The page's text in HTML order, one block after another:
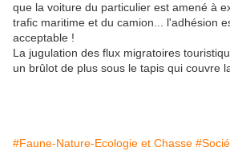
que la voiture du particulier est amené à
trafic maritime et du camion... l'adhésion
acceptable !
La jugulation des flux migratoires
un brûlot de plus sous le tapis qui couvre
#Faune-Nature-Ecologie et Chasse